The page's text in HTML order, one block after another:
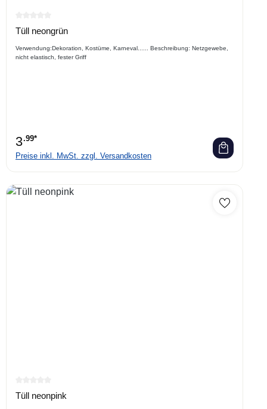
Durchschnittliche Bewertung von 0 von 5 Sternen
Tüll neongrün
Verwendung:Dekoration, Kostüme, Karneval...... Beschreibung: Netzgewebe,
nicht elastisch, fester Griff
3.99*
Preise inkl. MwSt. zzgl. Versandkosten
Durchschnittliche Bewertung von 0 von 5 Sternen
Tüll neonpink